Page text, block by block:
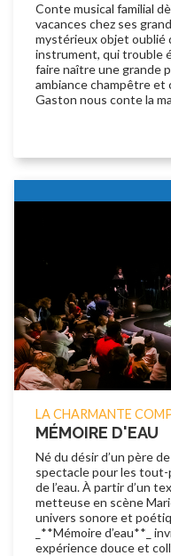
Conte musical familial
vacances chez ses
mystérieux objet oublié
instrument, qui trouble
faire naître une grande
ambiance champêtre et
Gaston nous conte la
LA CHARMANTE
MÉMOIRE D'EAU
Né du désir d’un père
spectacle pour les
de l’eau. À partir d’un
metteuse en scène
univers sonore et
_**Mémoire d’eau**_
expérience douce et